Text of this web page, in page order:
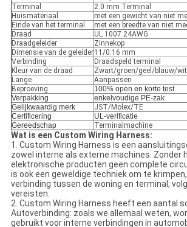
Terminal
2.0 mm Terminal
Huismateriaal
met een gewicht van niet
Einde van het terminal
met een breedte van niet
Draad
UL 1007 24AWG
Draadgeleider
Zinnekop
Dimensie van de geleider11/0.16 mm
Verbinding
Draadspeld terminal
Kleur van de draad
Zwart/groen/geel/blauw/wit
Lange
Aanpassen
Beproeving
100% open en korte test
Verpakking
enkelvoudige PE-zak
Gelijkwaardig merk
JST/Molex/TE
Certificering
UL-verificatie
Gereedschap
Terminalmachine
Wat is een Custom Wiring Harness:
1. Custom Wiring Harness is een
zowel interne als externe machines. Zonder
elektronische producten geen complete
is ook een geweldige techniek om te
verbinding tussen de woning en terminal,
vereisten.
2. Custom Wiring Harness heeft een aantal
Autoverbinding: zoals we allemaal weten,
gebruikt voor interne verbindingen in